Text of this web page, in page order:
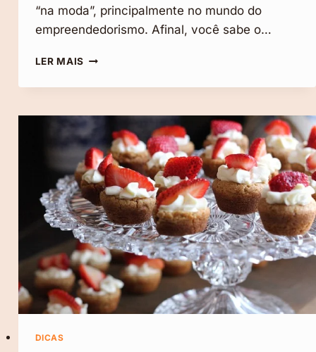
“na moda”, principalmente no mundo do
empreendedorismo. Afinal, você sabe o…
LER MAISO
É
QUAIS
SÃO
OS
TIPOS
E
QUAL
É
A
SUA
IMPORTÂNCIA!
DICAS